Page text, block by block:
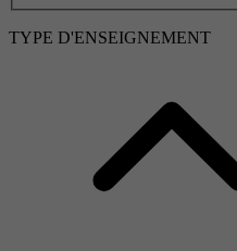
TYPE D'ENSEIGNEMENT